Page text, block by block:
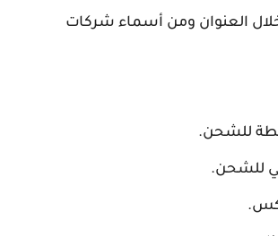
العنوان ومن أسماء شركات
للشحن.
للشحن.